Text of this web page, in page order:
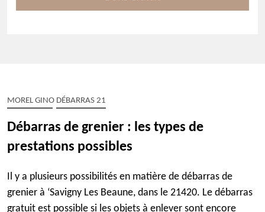
MOREL GINO DÉBARRAS 21
Débarras de grenier : les types de
prestations possibles
Il y a plusieurs possibilités en matière de débarras de
grenier à ‘Savigny Les Beaune, dans le 21420. Le débarras
gratuit est possible si les objets à enlever sont encore